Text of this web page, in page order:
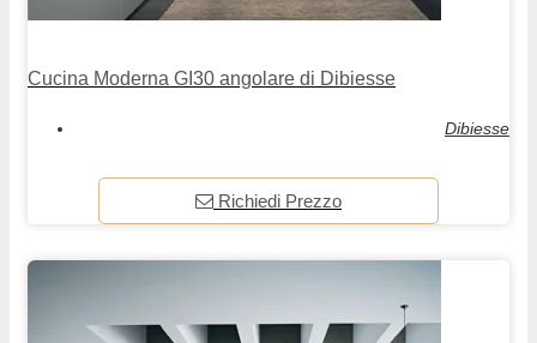
Cucina Moderna GI30 angolare di Dibiesse
Dibiesse
Richiedi Prezzo